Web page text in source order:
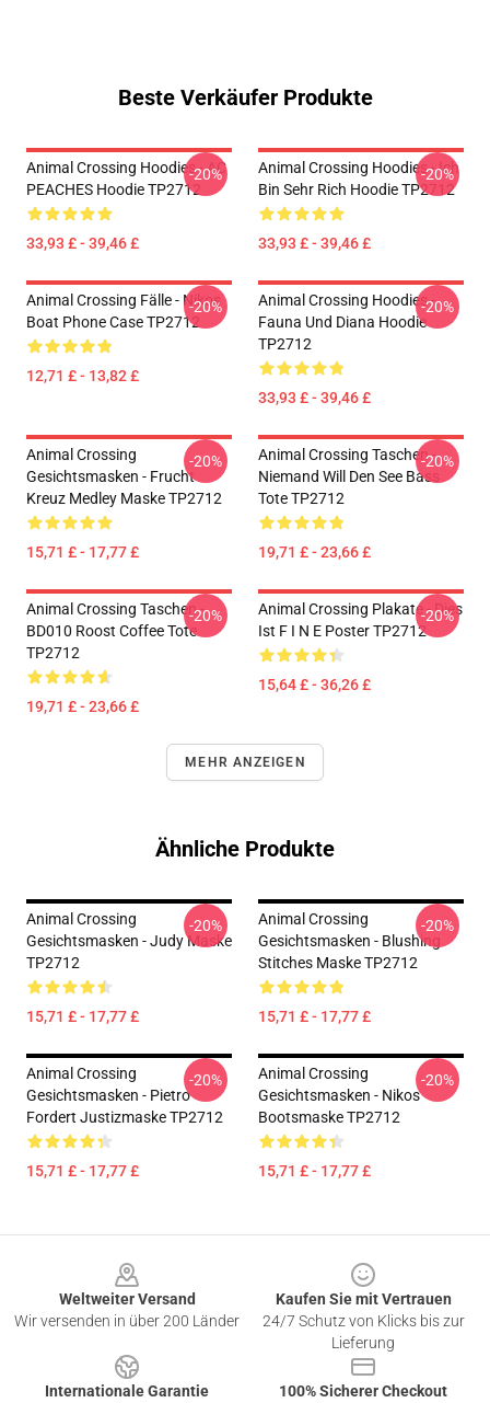
Beste Verkäufer Produkte
Animal Crossing Hoodies - AC
PEACHES Hoodie TP2712
33,93 £ - 39,46 £
-20%
Animal Crossing Hoodies - Ich
Bin Sehr Rich Hoodie TP2712
33,93 £ - 39,46 £
-20%
Animal Crossing Fälle - Nikos
Boat Phone Case TP2712
12,71 £ - 13,82 £
-20%
Animal Crossing Hoodies -
Fauna Und Diana Hoodie
TP2712
33,93 £ - 39,46 £
-20%
Animal Crossing
Gesichtsmasken - Frucht
Kreuz Medley Maske TP2712
15,71 £ - 17,77 £
-20%
Animal Crossing Taschen -
Niemand Will Den See Bass
Tote TP2712
19,71 £ - 23,66 £
-20%
Animal Crossing Taschen -
BD010 Roost Coffee Tote
TP2712
19,71 £ - 23,66 £
-20%
Animal Crossing Plakate - Dies
Ist F I N E Poster TP2712
15,64 £ - 36,26 £
-20%
MEHR ANZEIGEN
Ähnliche Produkte
Animal Crossing
Gesichtsmasken - Judy Maske
TP2712
15,71 £ - 17,77 £
-20%
Animal Crossing
Gesichtsmasken - Blushing
Stitches Maske TP2712
15,71 £ - 17,77 £
-20%
Animal Crossing
Gesichtsmasken - Pietro
Fordert Justizmaske TP2712
15,71 £ - 17,77 £
-20%
Animal Crossing
Gesichtsmasken - Nikos
Bootsmaske TP2712
15,71 £ - 17,77 £
-20%
Weltweiter Versand
Wir versenden in über 200 Länder
Kaufen Sie mit Vertrauen
24/7 Schutz von Klicks bis zur
Lieferung
Internationale Garantie
100% Sicherer Checkout